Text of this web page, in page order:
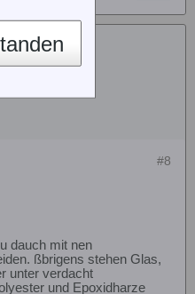
#8
dauch mit nen
ßbrigens stehen Glas,
unter verdacht
und Epoxidharze